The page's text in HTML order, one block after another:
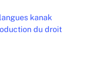
kanak
du droit